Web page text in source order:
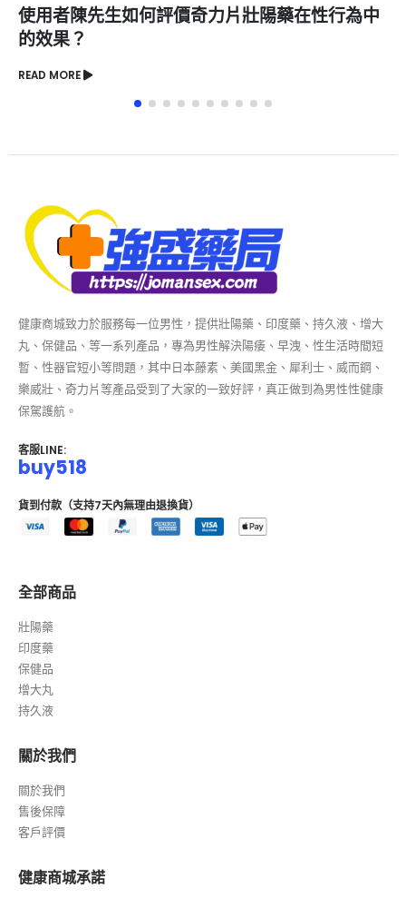
必利吉壯陽藥生產過程是否嚴格符合標準？
READ MORE
丸、保健品、等一系列產品，專為男性解決陽痿、早洩、性生活時間短
暫、性器官短小等問題，其中日本藤素、美國黑金、犀利士、威而鋼、
樂威壯、奇力片等產品受到了大家的一致好評，真正做到為男性性健康
保駕護航。
buy518
貨到付款（支持7天內無理由退換貨）
壯陽藥
印度藥
保健品
增大丸
持久液
關於我們
售後保障
客戶評價
在健康商城中購物